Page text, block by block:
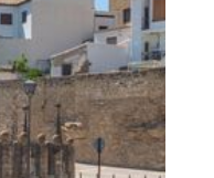
Parcours